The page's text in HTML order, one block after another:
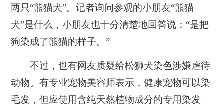
两只“熊猫犬”。记者询问参观的小朋友“熊猫
犬”是什么，小朋友也十分清楚地回答说：“是把
狗染成了熊猫的样子。”
不过，也有网友质疑给松狮犬染色涉嫌虐待
动物。有专业宠物美容师表示，健康宠物可以染
毛发，但应使用含纯天然植物成分的专用染发